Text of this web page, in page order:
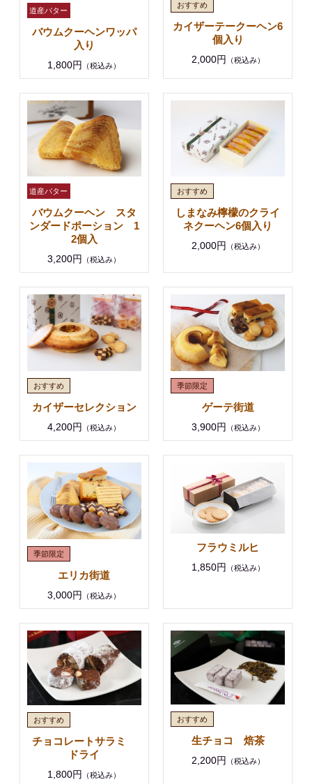
バウムクーヘンワッパ
入り
1,800円 （税込み）
カイザーテークーヘン6
個入り
2,000円 （税込み）
バウムクーヘン スタ
ンダードポーション 1
2個入
3,200円 （税込み）
しまなみ檸檬のクライ
ネクーヘン6個入り
2,000円 （税込み）
カイザーセレクション
4,200円 （税込み）
ゲーテ街道
3,900円 （税込み）
エリカ街道
3,000円 （税込み）
フラウミルヒ
1,850円 （税込み）
チョコレートサラミ
ドライ
1,800円 （税込み）
生チョコ 焙茶
2,200円 （税込み）